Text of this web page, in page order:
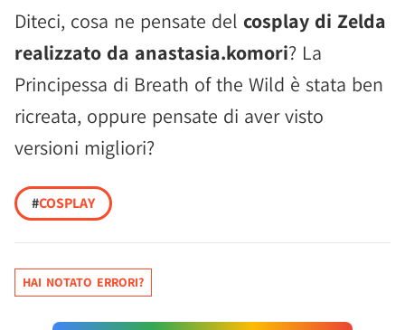
Diteci, cosa ne pensate del cosplay di Zelda
realizzato da anastasia.komori? La
Principessa di Breath of the Wild è stata ben
ricreata, oppure pensate di aver visto
versioni migliori?
#COSPLAY
HAI NOTATO ERRORI?